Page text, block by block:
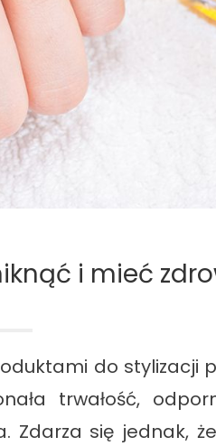
i mieć
do stylizacji
trwałość,
Zdarza się jednak,